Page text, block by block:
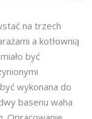
na trzech
a kotłownią
być
wykonana do
basenu waha